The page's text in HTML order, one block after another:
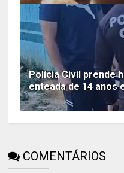
Polícia Civil prende
enteada de 14 anos
COMENTÁRIOS